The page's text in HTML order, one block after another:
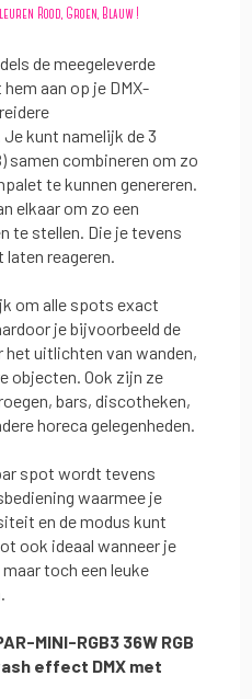
Rood, Groen, Blauw !
de meegeleverde
aan op je DMX-
kunt namelijk de 3
samen combineren om zo
te kunnen genereren.
elkaar om zo een
te stellen. Die je tevens
reageren.
om alle spots exact
je bijvoorbeeld de
uitlichten van wanden,
objecten. Ook zijn ze
bars, discotheken,
horeca gelegenheden.
spot wordt tevens
waarmee je
en de modus kunt
ook ideaal wanneer je
toch een leuke
MINI-RGB3 36W RGB
effect DMX met